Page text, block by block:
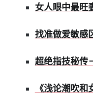
女人眼中最旺
找准做爱敏感
超绝指技秘传
《浅论潮吹和